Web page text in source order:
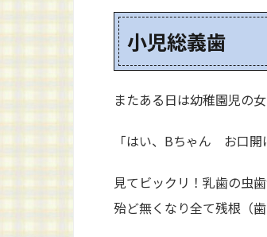
小児総義歯
またある日は幼稚園児の
「はい、Bちゃん お口開
見てビックリ！乳歯の虫
殆ど無くなり全て残根（